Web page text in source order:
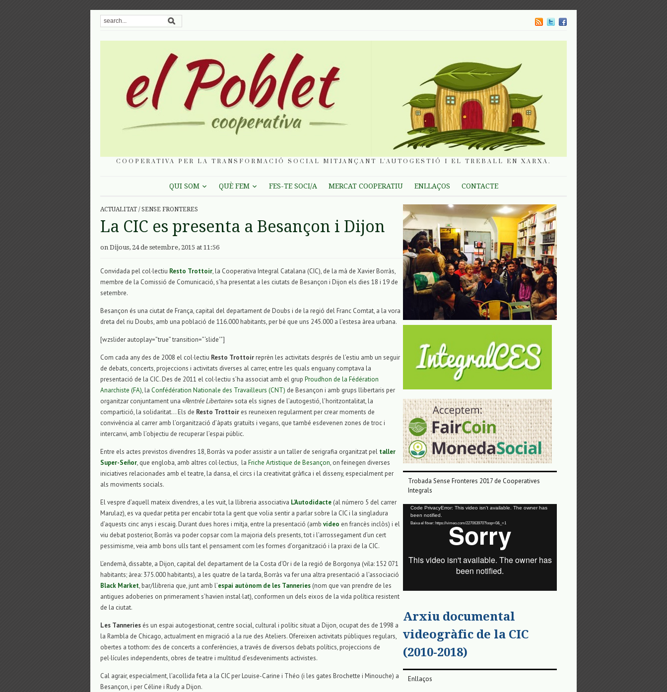
COOPERATIVA PER LA TRANSFORMACIÓ SOCIAL MITJANÇANT L'AUTOGESTIÓ I EL TREBALL EN XARXA.
QUI SOM QUÈ FEM FES-TE SOCI/A MERCAT COOPERATIU ENLLAÇOS CONTACTE
ACTUALITAT / SENSE FRONTERES
La CIC es presenta a Besançon i Dijon
on Dijous, 24 de setembre, 2015 at 11:56
Convidada pel col·lectiu Resto Trottoir, la Cooperativa Integral Catalana (CIC), de la mà de Xavier Borràs,
membre de la Comissió de Comunicació, s’ha presentat a les ciutats de Besançon i Dijon els dies 18 i 19 de
setembre.
Besançon és una ciutat de França, capital del departament de Doubs i de la regió del Franc Comtat, a la vora
dreta del riu Doubs, amb una població de 116.000 habitants, per bé que uns 245.000 a l’estesa àrea urbana.
[wzslider autoplay=”true” transition=”‘slide'”]
Com cada any des de 2008 el col·lectiu Resto Trottoirreprèn les activitats després de l’estiu amb un seguir
de debats, concerts, projeccions i activitats diverses al carrer, entre les quals enguany comptava la
presentació de la CIC. Des de 2011 el col·lectiu s’ha associat amb el grup Proudhon de la Fédération
Anarchiste (FA), la Confédération Nationale des Travailleurs (CNT) de Besançon i amb grups llibertaris per
organitzar conjuntament una «Rentrée Libertaire» sota els signes de l’autogestió, l’horitzontalitat, la
compartició, la solidaritat… Els de Resto Trottoir es reuneixen regularment per crear moments de
convivència al carrer amb l’organització d’àpats gratuïts i vegans, que també esdevenen zones de troc i
intercanvi, amb l’objectiu de recuperar l’espai públic.
Entre els actes previstos divendres 18, Borràs va poder assistir a un taller de serigrafia organitzat pel taller
Super-Señor, que engloba, amb altres col·lectius, la Friche Artistique de Besançon, on feinegen diverses
iniciatives relacionades amb el teatre, la dansa, el circs i la creativitat gràfica i el disseny, especialment per
als moviments socials.
El vespre d’aquell mateix divendres, a les vuit, la llibreria associativa L’Autodidacte (al número 5 del carrer
Marulaz), es va quedar petita per encabir tota la gent que volia sentir a parlar sobre la CIC i la singladura
d’aquests cinc anys i escaig. Durant dues hores i mitja, entre la presentació (amb vídeo en francès inclòs) i el
viu debat posterior, Borràs va poder copsar com la majoria dels presents, tot i l’arrossegament d’un cert
pessimisme, veia amb bons ulls tant el pensament com les formes d’organització i la praxi de la CIC.
L’endemà, dissabte, a Dijon, capital del departament de la Costa d’Or i de la regió de Borgonya (vila: 152 071
habitants; àrea: 375.000 habitants), a les quatre de la tarda, Borràs va fer una altra presentació a l’associació
Black Market, bar/llibreria que, junt amb l’espai autònom de les Tanneries (nom que van prendre de les
antigues adoberies on primerament s’havien instal·lat), conformen un dels eixos de la vida política resistent
de la ciutat.
Les Tanneries és un espai autogestionat, centre social, cultural i polític situat a Dijon, ocupat des de 1998 a
la Rambla de Chicago, actualment en migració a la rue des Ateliers. Ofereixen activitats públiques regulars,
obertes a tothom: des de concerts a conferències, a través de diversos debats polítics, projeccions de
pel·lícules independents, obres de teatre i multitud d’esdeveniments activistes.
Cal agrair, especialment, l’acollida feta a la CIC per Louise-Carine i Théo (i les gates Brochette i Minouche) a
Besançon, i per Céline i Rudy a Dijon.
Trobada Sense Fronteres 2017 de Cooperatives
Integrals
Reproductor
vídeo
Code PrivacyError: This video isn't available. The owner has
been notified.
Baixa el fitxer: https://vimeo.com/227063970?loop=0&_=1
Arxiu documental
videogràfic de la CIC
(2010-2018)
Enllaços